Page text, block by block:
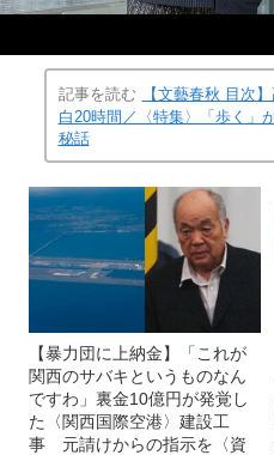
記事を読む
【文藝春秋 目次
白20時間／〈特集〉「歩く」
秘話
【暴力団に上納金】「これが
関西のサバキというものなん
ですわ」裏金10億円が発覚し
た〈関西国際空港〉建設工
事 元請けからの指示を〈資